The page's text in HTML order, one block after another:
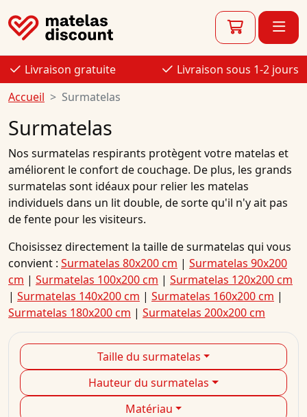
Livraison gratuite
Livraison sous 1-2 jours
Accueil
Surmatelas
Surmatelas
Nos surmatelas respirants protègent votre matelas et
améliorent le confort de couchage. De plus, les grands
surmatelas sont idéaux pour relier les matelas
individuels dans un lit double, de sorte qu'il n'y ait pas
de fente pour les visiteurs.
Choisissez directement la taille de surmatelas qui vous
convient : Surmatelas 80x200 cm | Surmatelas 90x200
cm | Surmatelas 100x200 cm | Surmatelas 120x200 cm
| Surmatelas 140x200 cm | Surmatelas 160x200 cm |
Surmatelas 180x200 cm | Surmatelas 200x200 cm
Taille du surmatelas
Hauteur du surmatelas
Matériau